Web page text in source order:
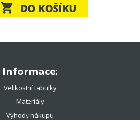
Informace:
Velikostní tabulky
Materiály
Výhody nákupu